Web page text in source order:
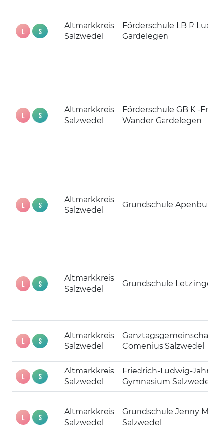
L S
Altmarkkreis
Salzwedel
Förderschule LB R
Gardelegen
L S
Altmarkkreis
Salzwedel
Förderschule GB K -Fr -
Wander Gardelegen
L S
Altmarkkreis
Salzwedel
Grundschule Apenburg
L S
Altmarkkreis
Salzwedel
Grundschule Letzlingen
L S
Altmarkkreis
Salzwedel
Comenius Salzwedel
L S
Altmarkkreis
Salzwedel
Friedrich-Ludwig-Jahn-
Gymnasium Salzwedel
L S
Altmarkkreis
Salzwedel
Grundschule Jenny Marx
Salzwedel